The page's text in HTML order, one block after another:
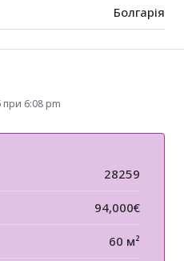
Болгарія
6:08 pm
28259
94,000€
60 м²